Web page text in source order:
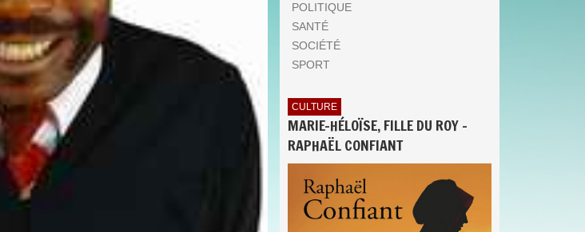
POLITIQUE
SANTÉ
SOCIÉTÉ
SPORT
CULTURE
MARIE-HÉLOÏSE, FILLE DU ROY -
RAPHAËL CONFIANT